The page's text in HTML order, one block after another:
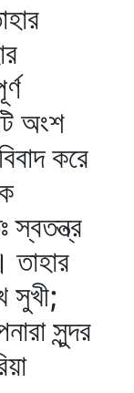
অংশ
করে
স্বতন্ত্র
তাহার
সুখী;
সুন্দর